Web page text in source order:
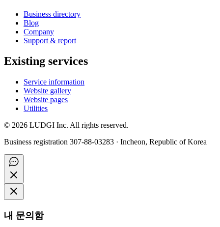
Business directory
Blog
Company
Support & report
Existing services
Service information
Website gallery
Website pages
Utilities
© 2026 LUDGI Inc. All rights reserved.
Business registration 307-88-03283 · Incheon, Republic of Korea
내 문의함